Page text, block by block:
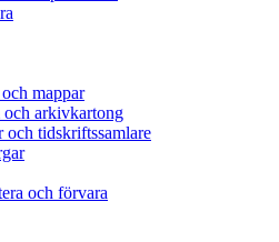
mappar
arkivkartong
och tidskriftssamlare
och förvara